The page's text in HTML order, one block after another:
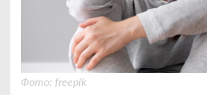
Фото: freepik